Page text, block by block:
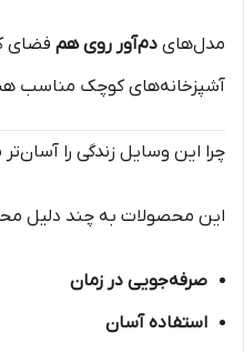
مدل‌های دم‌آور روی هم فضای
آشپزخانه‌های کوچک مناسب
چرا این وسایل زندگی را
این محصولات به چند دلیل
صرفه‌جویی در زمان
استفاده آسان